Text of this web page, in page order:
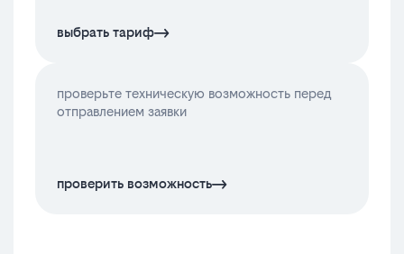
выбрать тариф
проверьте техническую возможность перед
отправлением заявки
проверить возможность